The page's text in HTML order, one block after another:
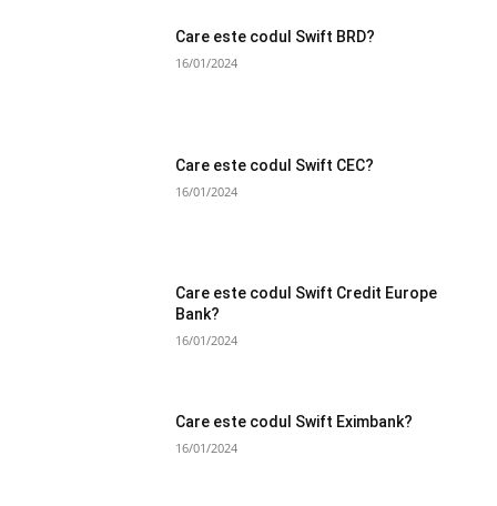
Care este codul Swift BRD?
16/01/2024
Care este codul Swift CEC?
16/01/2024
Care este codul Swift Credit Europe
Bank?
16/01/2024
Care este codul Swift Eximbank?
16/01/2024